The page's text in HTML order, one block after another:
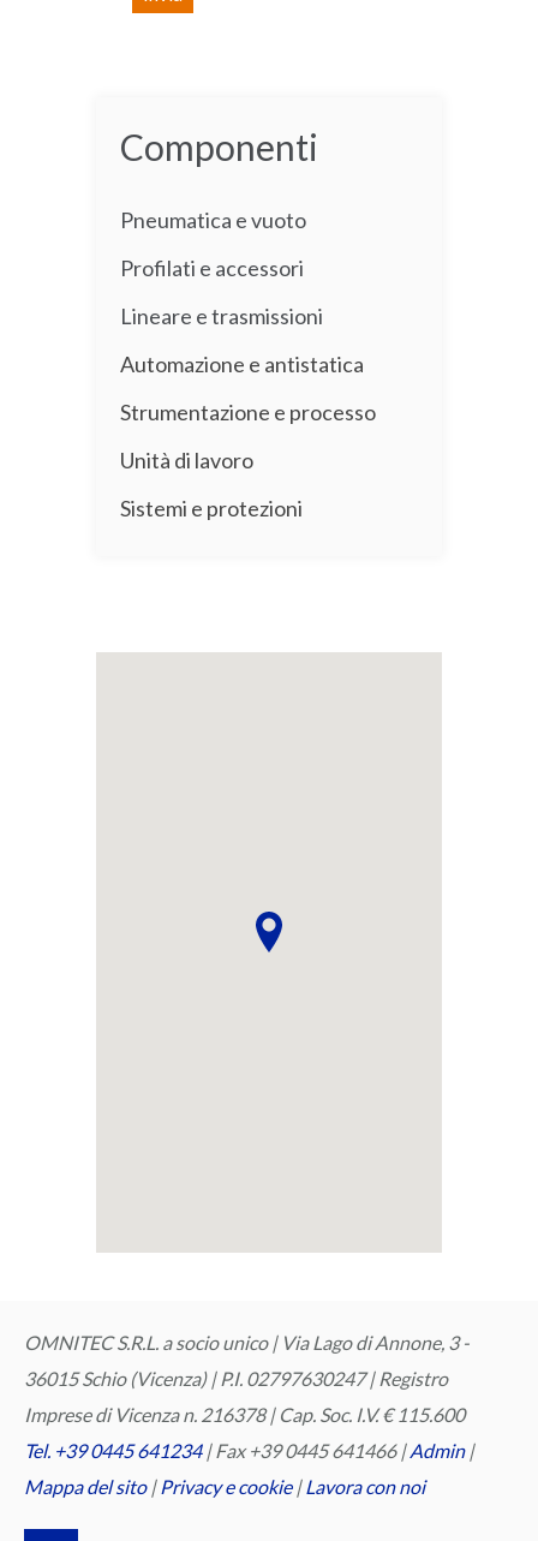
Componenti
Pneumatica e vuoto
Profilati e accessori
Lineare e trasmissioni
Automazione e antistatica
Strumentazione e processo
Unità di lavoro
Sistemi e protezioni
OMNITEC S.R.L. a socio unico | Via Lago di Annone, 3 -
36015 Schio (Vicenza) | P.I. 02797630247 | Registro
Imprese di Vicenza n. 216378 | Cap. Soc. I.V. € 115.600
Tel. +39 0445 641234| Fax +39 0445 641466 |Admin|
Mappa del sito‎ | Privacy e cookie |Lavora con noi